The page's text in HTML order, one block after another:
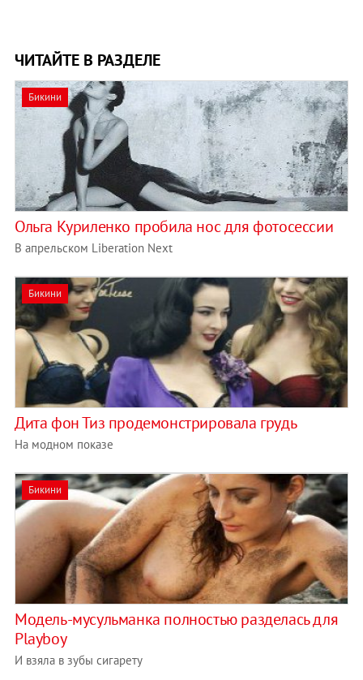
ЧИТАЙТЕ В РАЗДЕЛЕ
Бикини
Ольга Куриленко пробила нос для фотосессии
В апрельском Liberation Next
Бикини
Дита фон Тиз продемонстрировала грудь
На модном показе
Бикини
Модель-мусульманка полностью разделась для
Playboy
И взяла в зубы сигарету